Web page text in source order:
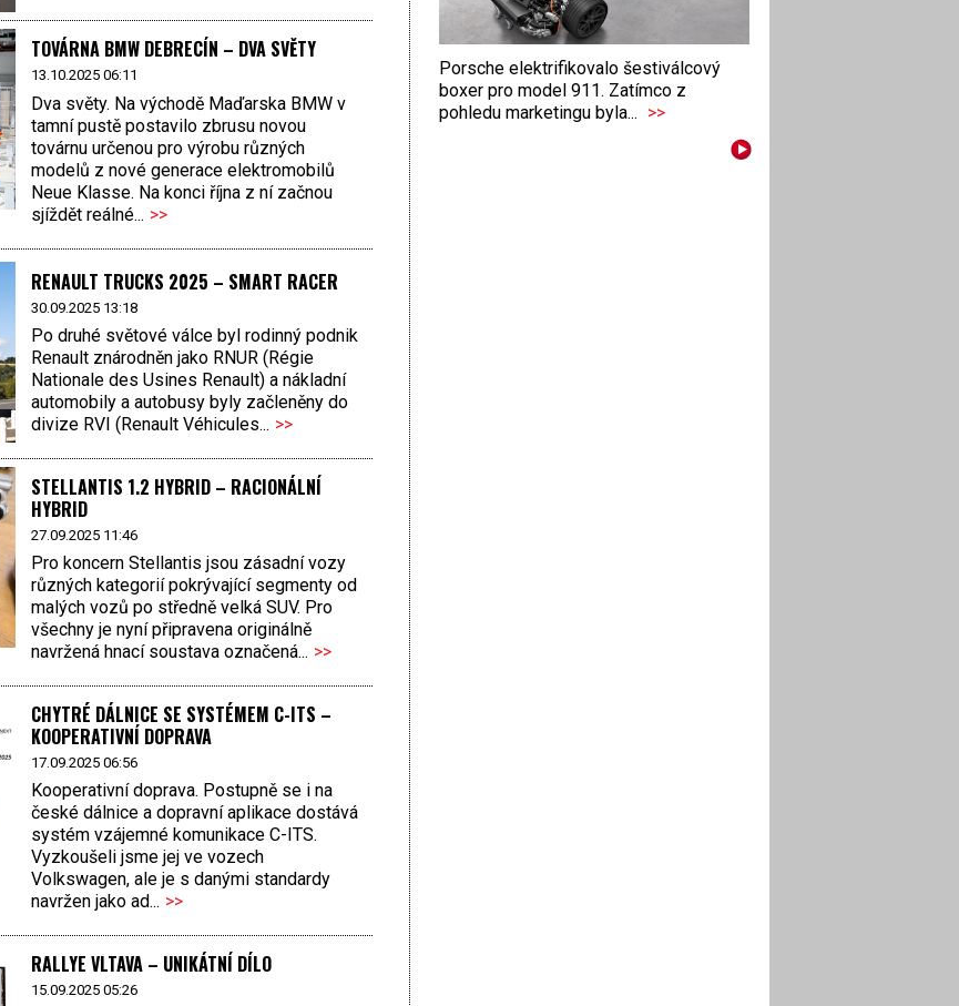
TOVÁRNA BMW DEBRECÍN – DVA SVĚTY
13.10.2025 06:11
Dva světy. Na východě Maďarska BMW v
tamní pustě postavilo zbrusu novou
továrnu určenou pro výrobu různých
modelů z nové generace elektromobilů
Neue Klasse. Na konci října z ní začnou
sjíždět reálné... >>
RENAULT TRUCKS 2025 – SMART RACER
30.09.2025 13:18
Po druhé světové válce byl rodinný podnik
Renault znárodněn jako RNUR (Régie
Nationale des Usines Renault) a nákladní
automobily a autobusy byly začleněny do
divize RVI (Renault Véhicules... >>
STELLANTIS 1.2 HYBRID – RACIONÁLNÍ
HYBRID
27.09.2025 11:46
Pro koncern Stellantis jsou zásadní vozy
různých kategorií pokrývající segmenty od
malých vozů po středně velká SUV. Pro
všechny je nyní připravena originálně
navržená hnací soustava označená... >>
CHYTRÉ DÁLNICE SE SYSTÉMEM C-ITS –
KOOPERATIVNÍ DOPRAVA
17.09.2025 06:56
Kooperativní doprava. Postupně se i na
české dálnice a dopravní aplikace dostává
systém vzájemné komunikace C-ITS.
Vyzkoušeli jsme jej ve vozech
Volkswagen, ale je s danými standardy
navržen jako ad... >>
RALLYE VLTAVA – UNIKÁTNÍ DÍLO
15.09.2025 05:26
Porsche elektrifikovalo šestiválcový
boxer pro model 911. Zatímco z
pohledu marketingu byla... >>